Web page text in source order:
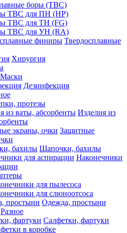
боры (ТВС)
ТВС для ПН (HP)
ТВС для ТН (FG)
ТВС для УН (RA)
Твердосплавные
Хирургия
Маски
Дезинфекция
протезы
Изделия из
Защитные
Шапочки, бахилы
Наконечники
для пылесоса
для слюноотсоса
Одежда, простыни
Разное
Салфетки, фартуки
в коробке